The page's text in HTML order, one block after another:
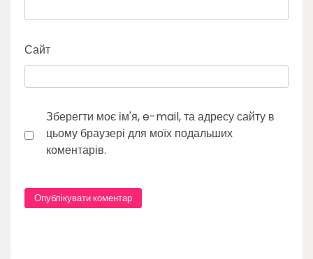
Сайт
Зберегти моє ім'я, e-mail, та адресу сайту в
цьому браузері для моїх подальших
коментарів.